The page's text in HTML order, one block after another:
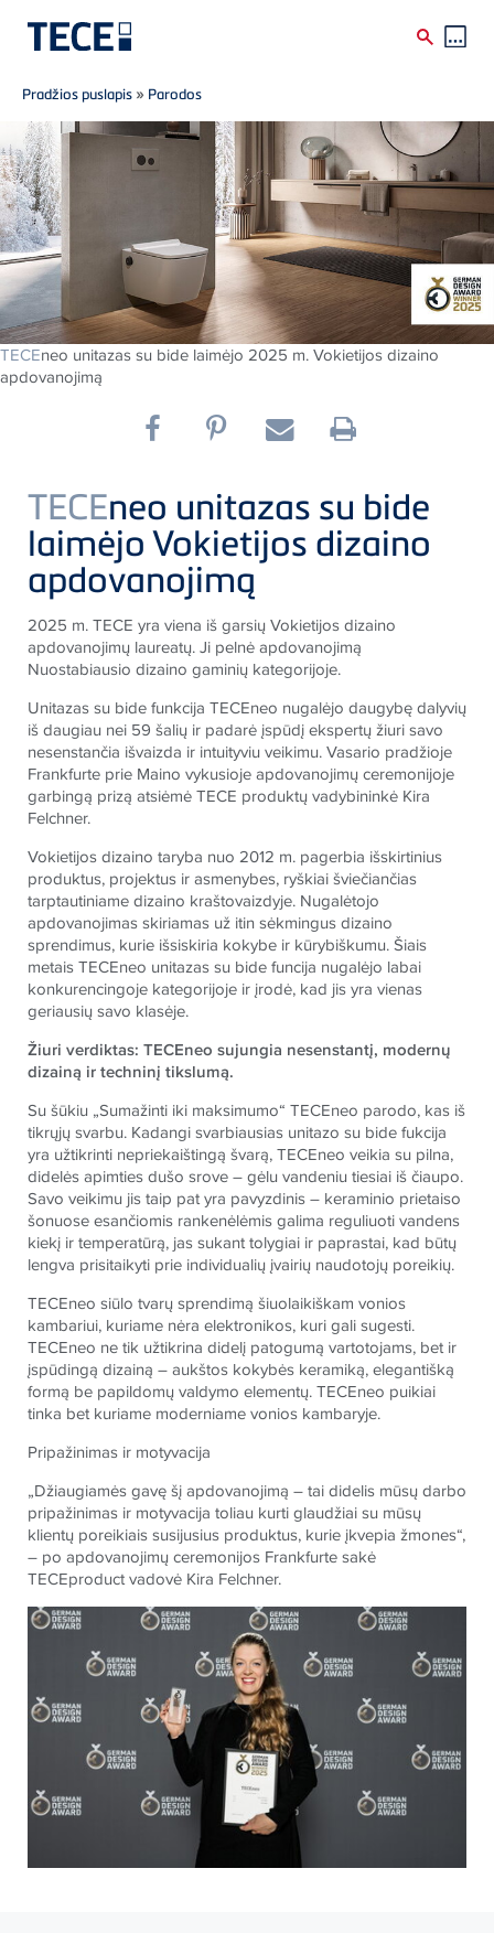
Skip to main content
Breadcrumb
Pradžios puslapis » Parodos
TECEneo unitazas su bide laimėjo 2025 m. Vokietijos dizaino
apdovanojimą
TECEneo unitazas su bide
laimėjo Vokietijos dizaino
apdovanojimą
2025 m.TECE yra viena iš garsių Vokietijos dizaino
apdovanojimų laureatų. Ji pelnė apdovanojimą
Nuostabiausio dizaino gaminių kategorijoje.
Unitazas su bide funkcija TECEneo nugalėjo daugybę dalyvių
iš daugiau nei 59 šalių ir padarė įspūdį ekspertų žiuri savo
nesenstančia išvaizda ir intuityviu veikimu. Vasario pradžioje
Frankfurte prie Maino vykusioje apdovanojimų ceremonijoje
garbingą prizą atsiėmėTECE produktų vadybininkė Kira
Felchner.
Vokietijos dizaino taryba nuo 2012 m. pagerbia išskirtinius
produktus, projektus ir asmenybes, ryškiai šviečiančias
tarptautiniame dizaino kraštovaizdyje. Nugalėtojo
apdovanojimas skiriamas už itin sėkmingus dizaino
sprendimus, kurie išsiskiria kokybe ir kūrybiškumu. Šiais
metaisTECEneo unitazas su bide funcija nugalėjo labai
konkurencingoje kategorijoje ir įrodė, kad jis yra vienas
geriausių savo klasėje.
Žiuri verdiktas: TECEneo sujungia nesenstantį, modernų
dizainą ir techninį tikslumą.
Su šūkiu „Sumažinti iki maksimumo“ TECEneo parodo, kas iš
tikrųjų svarbu. Kadangi svarbiausias unitazo su bide fukcija
yra užtikrinti nepriekaištingą švarą,TECEneo veikia su pilna,
didelės apimties dušo srove – gėlu vandeniu tiesiai iš čiaupo.
Savo veikimu jis taip pat yra pavyzdinis – keraminio prietaiso
šonuose esančiomis rankenėlėmis galima reguliuoti vandens
kiekį ir temperatūrą, jas sukant tolygiai ir paprastai, kad būtų
lengva prisitaikyti prie individualių įvairių naudotojų poreikių.
TECEneo siūlo tvarų sprendimą šiuolaikiškam vonios
kambariui, kuriame nėra elektronikos, kuri gali sugesti.
TECEneo ne tik užtikrina didelį patogumą vartotojams, bet ir
įspūdingą dizainą – aukštos kokybės keramiką, elegantišką
formą be papildomų valdymo elementų.TECEneo puikiai
tinka bet kuriame moderniame vonios kambaryje.
Pripažinimas ir motyvacija
„Džiaugiamės gavę šį apdovanojimą – tai didelis mūsų darbo
pripažinimas ir motyvacija toliau kurti glaudžiai su mūsų
klientų poreikiais susijusius produktus, kurie įkvepia žmones“,
– po apdovanojimų ceremonijos Frankfurte sakė
TECEproduct vadovė Kira Felchner.